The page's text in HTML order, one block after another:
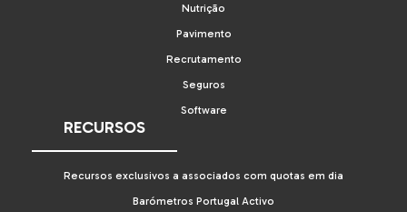
Nutrição
Pavimento
Recrutamento
Seguros
Software
RECURSOS
Recursos exclusivos a associados com quotas em dia
Barómetros Portugal Activo